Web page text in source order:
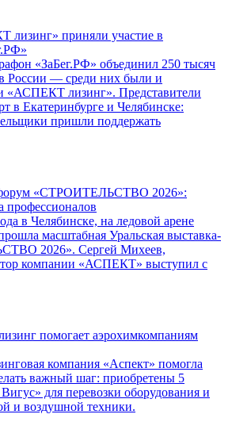
приняли участие в
«ЗаБег.РФ» объединил 250 тысяч
России — среди них были и
«АСПЕКТ лизинг». Представители
в Екатеринбурге и Челябинске:
пришли поддержать
форум «СТРОИТЕЛЬСТВО 2026»:
профессионалов
в Челябинске, на ледовой арене
масштабная Уральская выставка-
2026». Сергей Михеев,
компании «АСПЕКТ» выступил с
помогает аэрохимкомпаниям
компания «Аспект» помогла
важный шаг: приобретены 5
для перевозки оборудования и
и воздушной техники.